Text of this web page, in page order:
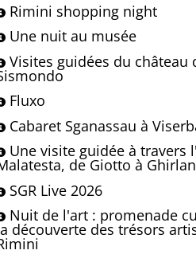
Rimini shopping night
Une nuit au musée
Visites guidées du château
Fluxo
Cabaret Sganassau à
Une visite guidée à travers
de Giotto à
SGR Live 2026
Nuit de l'art : promenade
découverte des trésors